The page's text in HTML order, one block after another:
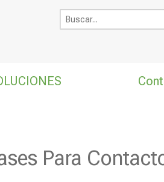
Para